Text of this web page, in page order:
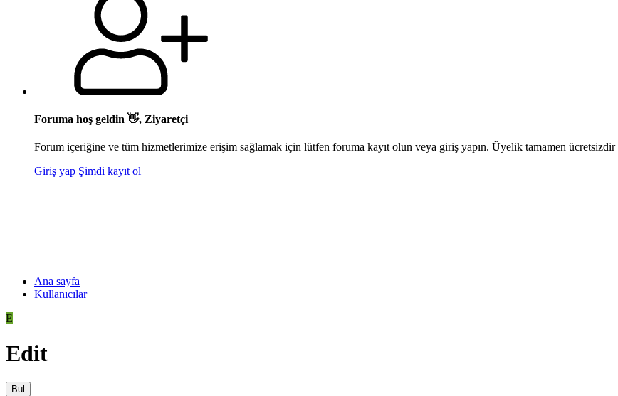
Foruma hoş geldin 👋, Ziyaretçi
Forum içeriğine ve tüm hizmetlerimize erişim sağlamak için lütfen foruma kayıt olun veya giriş yapın. Üyelik tamamen ücretsizdir
Giriş yap Şimdi kayıt ol
Ana sayfa
Kullanıcılar
E
Edit
Bul